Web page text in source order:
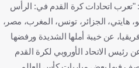
فرنسا السنغال كرة قدم
"تعرب اتحادات كرة القدم في: الرأس
هايتي، الجزائر، تونس، المغرب، مصر،
عن خيبة أملها الشديدة ورفضها
رئيس الاتحاد الأوروبي لكرة القدم